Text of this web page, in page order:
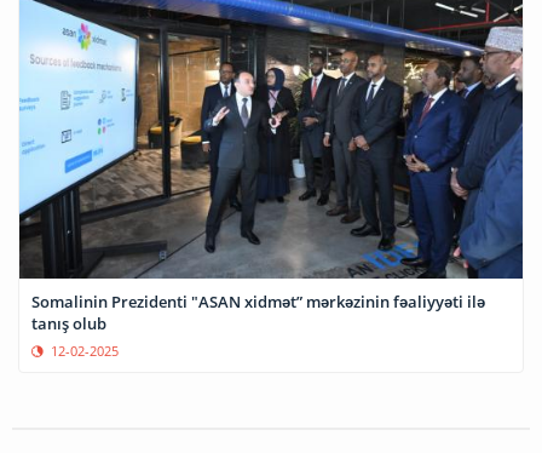
Somalinin Prezidenti "ASAN xidmət” mərkəzinin fəaliyyəti ilə
tanış olub
12-02-2025